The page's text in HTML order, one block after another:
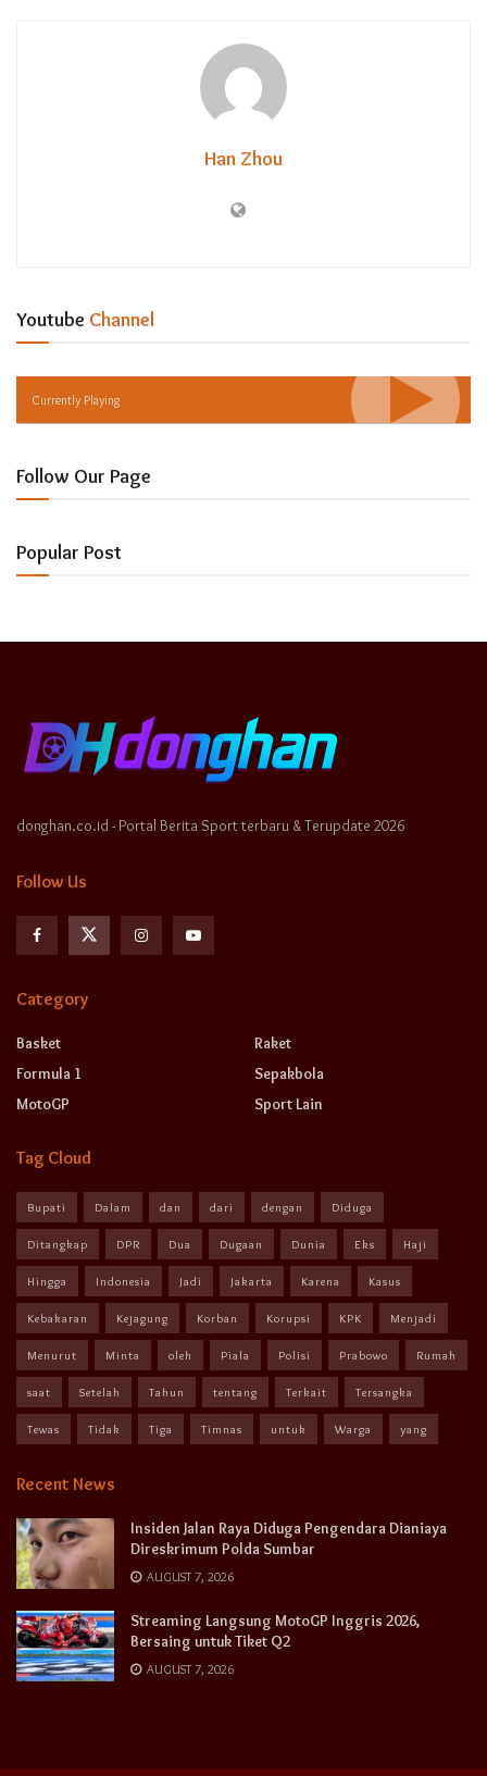
Han Zhou
Youtube Channel
Currently Playing
Follow Our Page
Popular Post
donghan.co.id - Portal Berita Sport terbaru & Terupdate 2026
Follow Us
Category
Basket
Formula 1
MotoGP
Raket
Sepakbola
Sport Lain
Tag Cloud
Bupati Dalam dan dari dengan Diduga
Ditangkap DPR Dua Dugaan Dunia Eks Haji
Hingga Indonesia Jadi Jakarta Karena Kasus
Kebakaran Kejagung Korban Korupsi KPK Menjadi
Menurut Minta oleh Piala Polisi Prabowo Rumah
saat Setelah Tahun tentang Terkait Tersangka
Tewas Tidak Tiga Timnas untuk Warga yang
Recent News
Insiden Jalan Raya Diduga Pengendara Dianiaya
Direskrimum Polda Sumbar
AUGUST 7, 2026
Streaming Langsung MotoGP Inggris 2026,
Bersaing untuk Tiket Q2
AUGUST 7, 2026